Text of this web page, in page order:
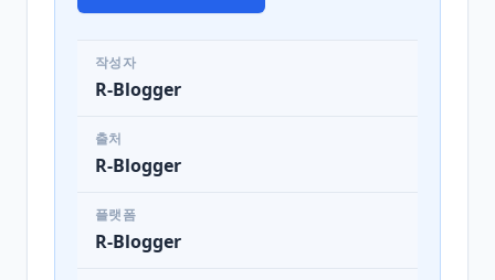
작성자
R-Blogger
출처
R-Blogger
플랫폼
R-Blogger